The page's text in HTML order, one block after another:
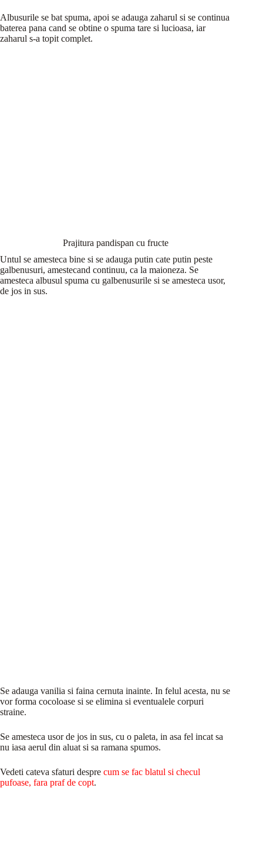
Albusurile se bat spuma, apoi se adauga zaharul si se continua
baterea pana cand se obtine o spuma tare si lucioasa, iar
zaharul s-a topit complet.
Prajitura pandispan cu fructe
Untul se amesteca bine si se adauga putin cate putin peste
galbenusuri, amestecand continuu, ca la maioneza. Se
amesteca albusul spuma cu galbenusurile si se amesteca usor,
de jos in sus.
Se adauga vanilia si faina cernuta inainte. In felul acesta, nu se
vor forma cocoloase si se elimina si eventualele corpuri
straine.
Se amesteca usor de jos in sus, cu o paleta, in asa fel incat sa
nu iasa aerul din aluat si sa ramana spumos.
Vedeti cateva sfaturi despre cum se fac blatul si checul
pufoase, fara praf de copt.